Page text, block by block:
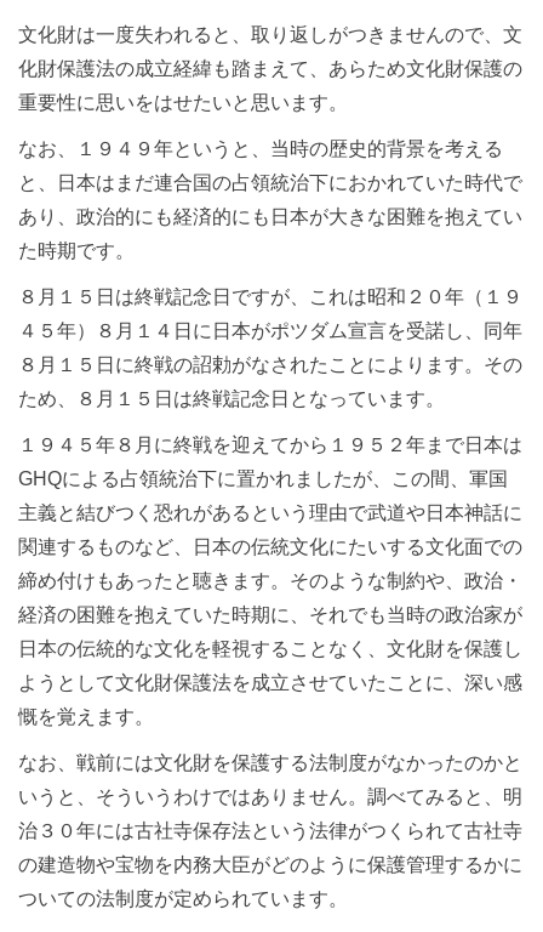
文化財は一度失われると、取り返しがつきませんので、文
化財保護法の成立経緯も踏まえて、あらため文化財保護の
重要性に思いをはせたいと思います。
なお、１９４９年というと、当時の歴史的背景を考える
と、日本はまだ連合国の占領統治下におかれていた時代で
あり、政治的にも経済的にも日本が大きな困難を抱えてい
た時期です。
８月１５日は終戦記念日ですが、これは昭和２０年（１９
４５年）８月１４日に日本がポツダム宣言を受諾し、同年
８月１５日に終戦の詔勅がなされたことによります。その
ため、８月１５日は終戦記念日となっています。
１９４５年８月に終戦を迎えてから１９５２年まで日本は
GHQによる占領統治下に置かれましたが、この間、軍国
主義と結びつく恐れがあるという理由で武道や日本神話に
関連するものなど、日本の伝統文化にたいする文化面での
締め付けもあったと聴きます。そのような制約や、政治・
経済の困難を抱えていた時期に、それでも当時の政治家が
日本の伝統的な文化を軽視することなく、文化財を保護し
ようとして文化財保護法を成立させていたことに、深い感
慨を覚えます。
なお、戦前には文化財を保護する法制度がなかったのかと
いうと、そういうわけではありません。調べてみると、明
治３０年には古社寺保存法という法律がつくられて古社寺
の建造物や宝物を内務大臣がどのように保護管理するかに
ついての法制度が定められています。